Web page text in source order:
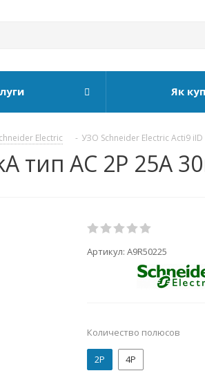
Як
Electric - УЗО Schneider Electric Acti9 iID
тип АС 2P 25А
Артикул: A9R50225
Количество полюсов
2P 4P